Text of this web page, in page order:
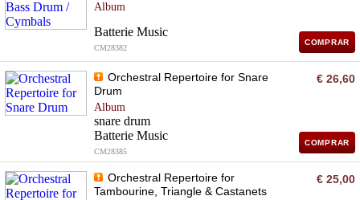
Album
Batterie Music
CM28382
COMPRAR
Orchestral Repertoire for Snare
Drum
Album
snare drum
Batterie Music
CM28385
€ 26,60
COMPRAR
Orchestral Repertoire for
Tambourine, Triangle & Castanets
€ 25,00